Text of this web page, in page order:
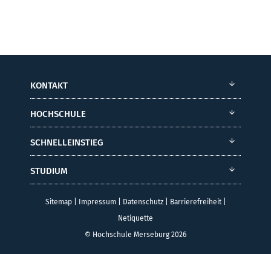
KONTAKT
HOCHSCHULE
SCHNELLEINSTIEG
STUDIUM
Sitemap| Impressum| Datenschutz| Barrierefreiheit|
Netiquette
© Hochschule Merseburg 2026